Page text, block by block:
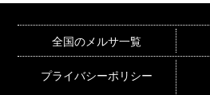
全国のメルサ一覧
プライバシーポリシー